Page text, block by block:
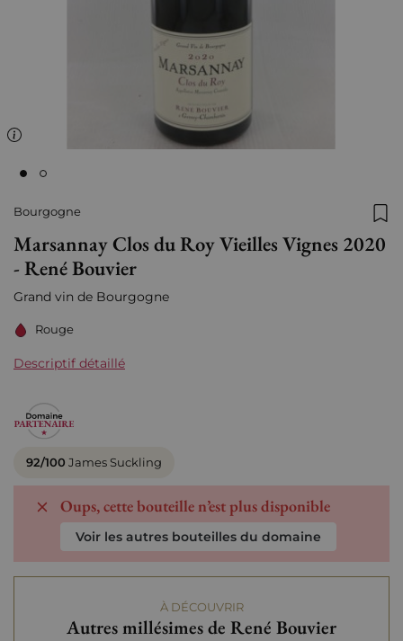
Bourgogne
Marsannay Clos du Roy Vieilles Vignes 2020
- René Bouvier
Grand vin de Bourgogne
Rouge
Descriptif détaillé
92/100 James Suckling
Oups, cette bouteille n’est plus disponible
Voir les autres bouteilles du domaine
À DÉCOUVRIR
Autres millésimes de René Bouvier